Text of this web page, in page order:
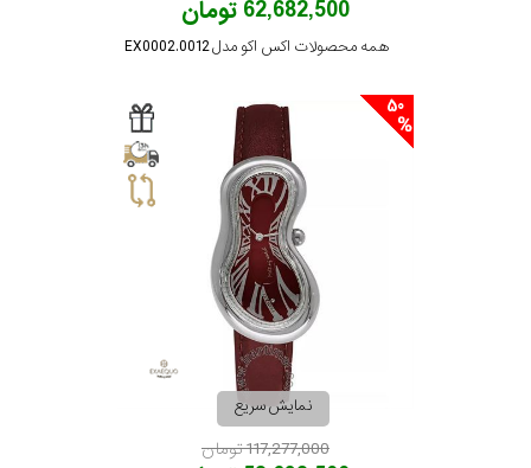
62,682,500 تومان
همه محصولات اکس اکو مدل EX0002.0012
نمایش سریع
117,277,000 تومان